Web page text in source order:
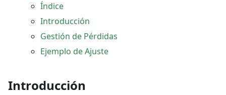
Índice
Introducción
Gestión de Pérdidas
Ejemplo de Ajuste
Introducción